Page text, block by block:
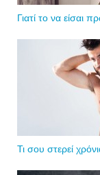
Γιατί το να είσαι
Τι σου στερεί